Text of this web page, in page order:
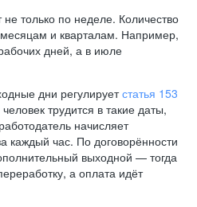
только по неделе. Количество
и кварталам. Например,
дней, а в июле
дни регулируетстатья 153
трудится в такие даты,
начисляет
каждый час. По договорённости
выходной — тогда
а оплата идёт